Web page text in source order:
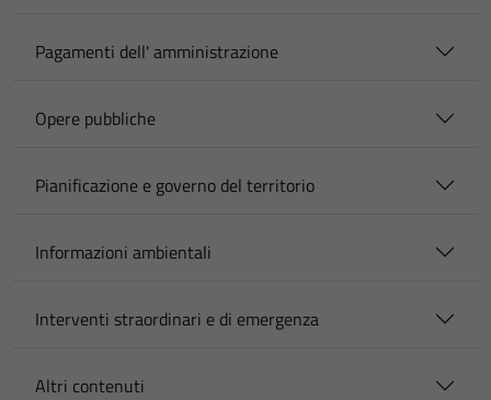
Pagamenti dell' amministrazione
Opere pubbliche
Pianificazione e governo del territorio
Informazioni ambientali
Interventi straordinari e di emergenza
Altri contenuti